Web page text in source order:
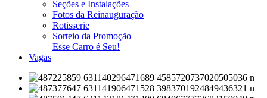
Seções e Instalações
Fotos da Reinauguração
Rotisserie
Sorteio da Promoção
Esse Carro é Seu!
Vagas